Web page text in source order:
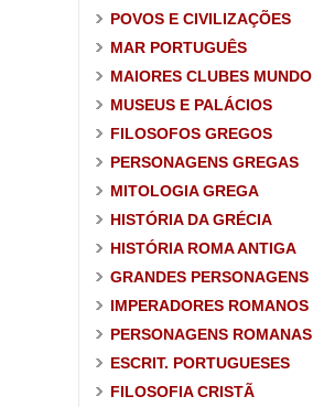
POVOS E CIVILIZAÇÕES
MAR PORTUGUÊS
MAIORES CLUBES MUNDO
MUSEUS E PALÁCIOS
FILOSOFOS GREGOS
PERSONAGENS GREGAS
MITOLOGIA GREGA
HISTÓRIA DA GRÉCIA
HISTÓRIA ROMA ANTIGA
GRANDES PERSONAGENS
IMPERADORES ROMANOS
PERSONAGENS ROMANAS
ESCRIT. PORTUGUESES
FILOSOFIA CRISTÃ